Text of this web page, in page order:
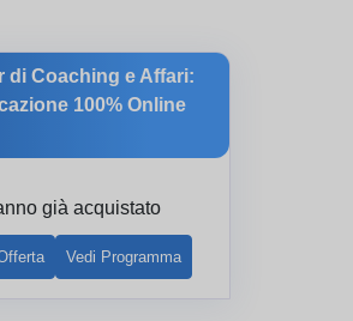
di Coaching e Affari:
100% Online
già acquistato
Vedi Programma